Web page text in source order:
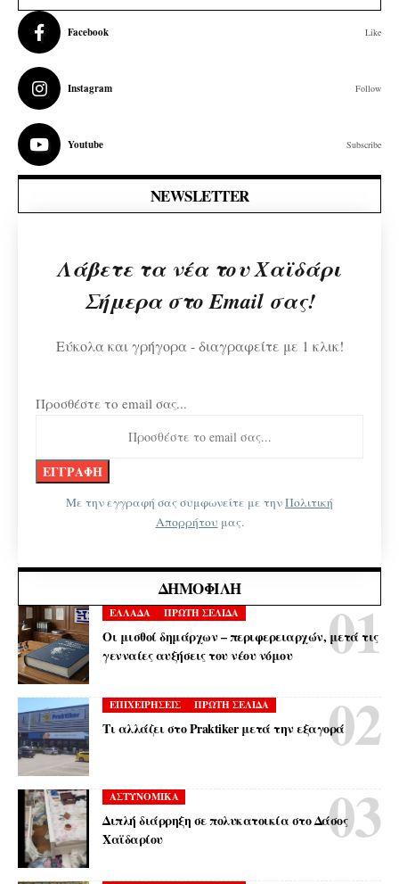
Facebook Like
Instagram Follow
Youtube Subscribe
NEWSLETTER
Λάβετε τα νέα του Χαϊδάρι
Σήμερα στο Email σας!
Εύκολα και γρήγορα - διαγραφείτε με 1 κλικ!
Προσθέστε το email σας...
Με την εγγραφή σας συμφωνείτε με τηνΠολιτική
Απορρήτου μας.
ΔΗΜΟΦΙΛΉ
ΕΛΛΑΔΑ ΠΡΩΤΗ ΣΕΛΙΔΑ
Οι μισθοί δημάρχων – περιφερειαρχών, μετά τις
γενναίες αυξήσεις του νέου νόμου
ΕΠΙΧΕΙΡΗΣΕΙΣ ΠΡΩΤΗ ΣΕΛΙΔΑ
Τι αλλάζει στο Praktiker μετά την εξαγορά
ΑΣΤΥΝΟΜΙΚΑ
Διπλή διάρρηξη σε πολυκατοικία στο Δάσος
Χαϊδαρίου